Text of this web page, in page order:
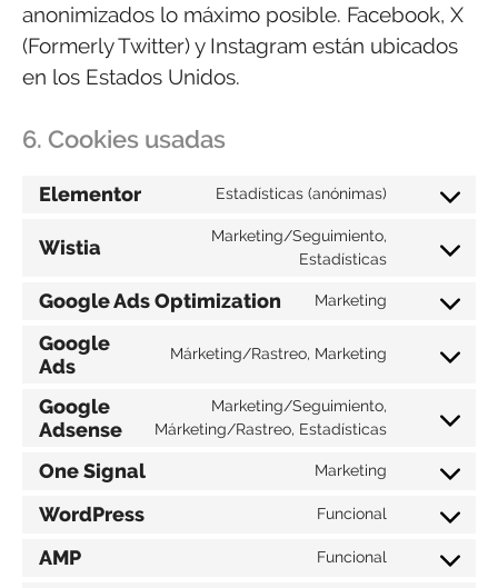
anonimizados lo máximo posible. Facebook, X
(Formerly Twitter) y Instagram están ubicados
en los Estados Unidos.
6. Cookies usadas
Elementor Estadísticas (anónimas)
Wistia
Marketing/Seguimiento,
Estadísticas
Google Ads Optimization Marketing
Google
Ads
Márketing/Rastreo, Marketing
Google
Adsense
Marketing/Seguimiento,
Márketing/Rastreo, Estadísticas
One Signal Marketing
WordPress Funcional
AMP Funcional